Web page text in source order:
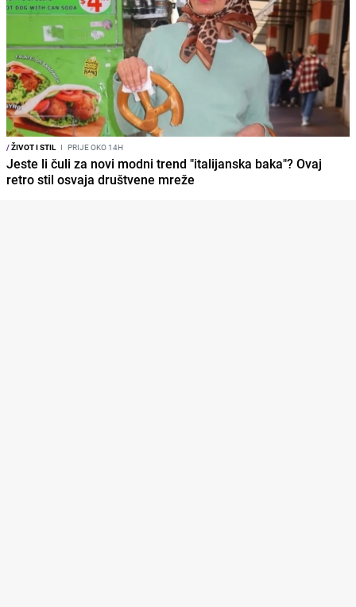
/ŽIVOT I STIL I PRIJE OKO 14H
Jeste li čuli za novi modni trend "italijanska baka"? Ovaj
retro stil osvaja društvene mreže